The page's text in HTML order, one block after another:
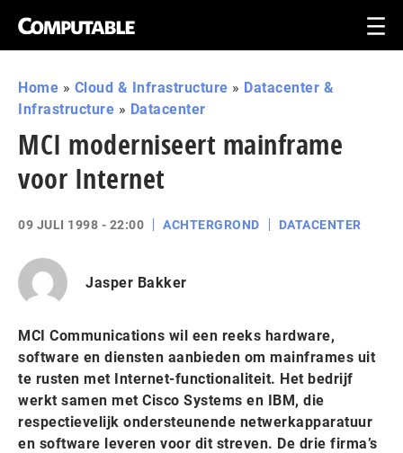
Home » Cloud & Infrastructure » Datacenter &
Infrastructure » Datacenter
MCI moderniseert mainframe
voor Internet
09 JULI 1998 - 22:00 ACHTERGROND DATACENTER
Jasper Bakker
MCI Communications wil een reeks hardware,
software en diensten aanbieden om mainframes uit
te rusten met Internet-functionaliteit. Het bedrijf
werkt samen met Cisco Systems en IBM, die
respectievelijk ondersteunende netwerkapparatuur
en software leveren voor dit streven. De drie firma’s